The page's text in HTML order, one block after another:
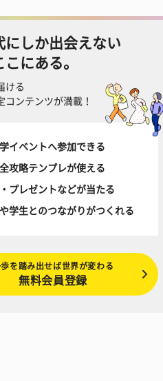
にしか出会えない
にある。
ける
コンテンツが満載！
イベントへ参加できる
攻略テンプレが使える
プレゼントなどが当たる
学生とのつながりがつくれる
を踏み出せば世界が変わる
無料会員登録